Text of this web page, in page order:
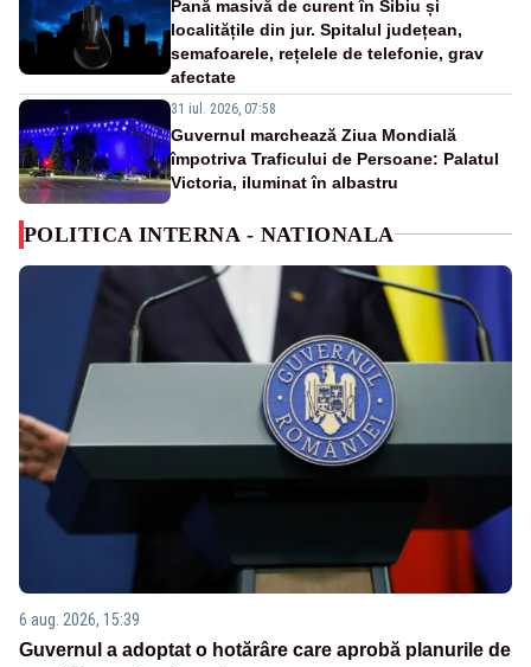
Pană masivă de curent în Sibiu și
localitățile din jur. Spitalul județean,
semafoarele, rețelele de telefonie, grav
afectate
31 iul. 2026, 07:58
Guvernul marchează Ziua Mondială
împotriva Traficului de Persoane: Palatul
Victoria, iluminat în albastru
POLITICA INTERNA - NATIONALA
6 aug. 2026, 15:39
Guvernul a adoptat o hotărâre care aprobă planurile de